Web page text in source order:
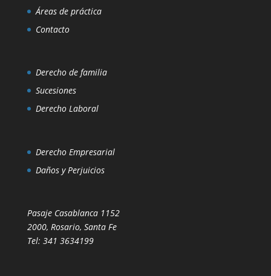
Áreas de práctica
Contacto
Derecho de familia
Sucesiones
Derecho Laboral
Derecho Empresarial
Daños y Perjuicios
Pasaje Casablanca 1152
2000, Rosario, Santa Fe
Tel: 341 3634199